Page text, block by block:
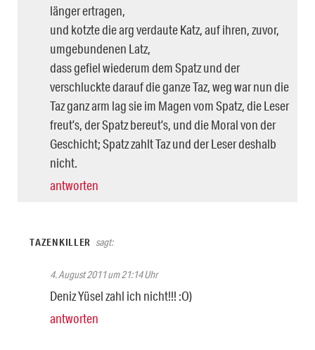
länger ertragen,
und kotzte die arg verdaute Katz, auf ihren, zuvor,
umgebundenen Latz,
dass gefiel wiederum dem Spatz und der
verschluckte darauf die ganze Taz, weg war nun die
Taz ganz arm lag sie im Magen vom Spatz, die Leser
freut’s, der Spatz bereut’s, und die Moral von der
Geschicht; Spatz zahlt Taz und der Leser deshalb
nicht.
antworten
TAZENKILLER sagt:
4. August 2011 um 21:14 Uhr
Deniz Yüsel zahl ich nicht!!! :O)
antworten